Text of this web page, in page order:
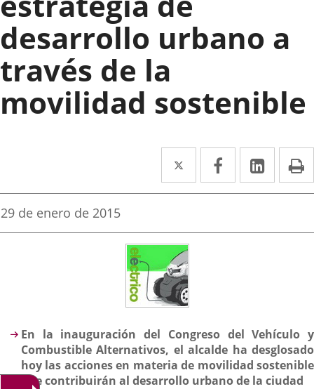
desarrollo urbano a
través de la
movilidad sostenible
Twitter
Enlace
a
aplicación
externa.
Facebook
Enlace
a
aplicación
Enlace
a
Fecha
la
29 de enero de 2015
Descripción
En la inauguración del Congreso del Vehículo y
Combustible Alternativos, el alcalde ha desglosado
hoy las acciones en materia de movilidad sostenible
que contribuirán al desarrollo urbano de la ciudad